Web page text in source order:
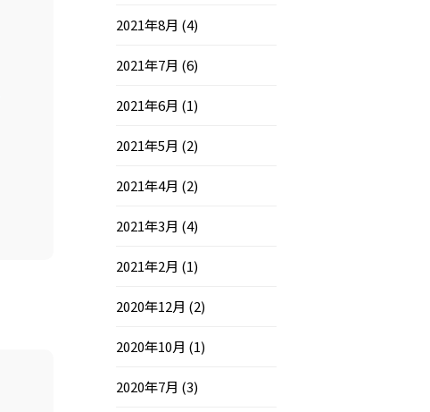
2021年8月 (4)
2021年7月 (6)
2021年6月 (1)
2021年5月 (2)
2021年4月 (2)
2021年3月 (4)
2021年2月 (1)
2020年12月 (2)
2020年10月 (1)
2020年7月 (3)